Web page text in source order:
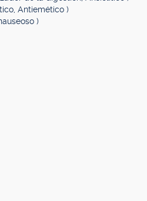
Antiemético )
)